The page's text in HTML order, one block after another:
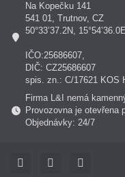
Na Kopečku 141
541 01, Trutnov, CZ
50°33’37.2N, 15°54’36.0E
IČO:25686607,
DIČ: CZ25686607
spis. zn.: C/17621 KOS
Firma L&I nemá
Provozovna je otevřena
Objednávky: 24/7